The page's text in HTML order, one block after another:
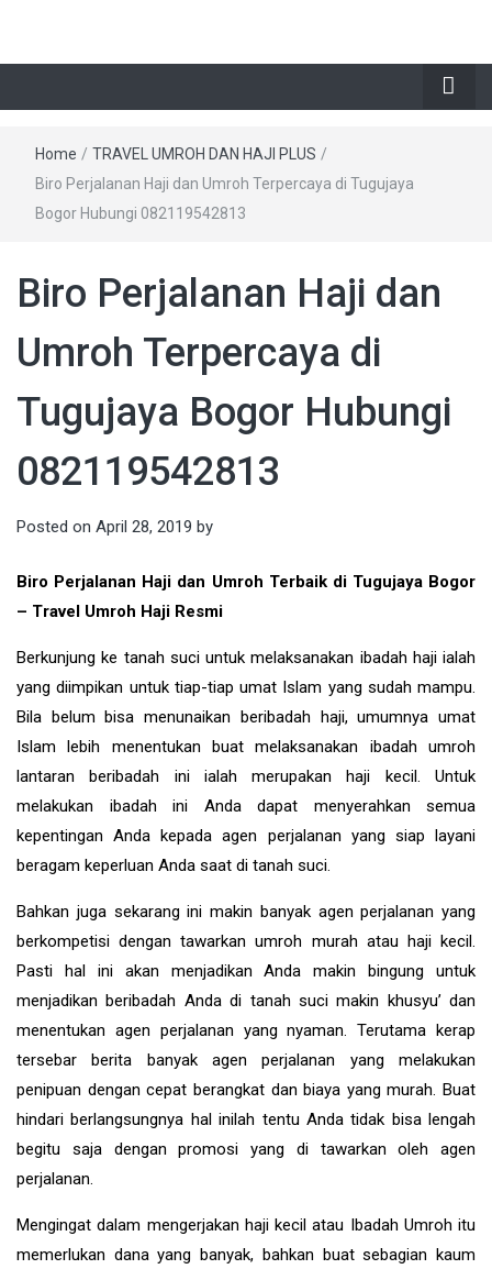
Home / TRAVEL UMROH DAN HAJI PLUS /
Biro Perjalanan Haji dan Umroh Terpercaya di Tugujaya
Bogor Hubungi 082119542813
Biro Perjalanan Haji dan
Umroh Terpercaya di
Tugujaya Bogor Hubungi
082119542813
Posted on April 28, 2019 by
Biro Perjalanan Haji dan Umroh Terbaik di Tugujaya Bogor
– Travel Umroh Haji Resmi
Berkunjung ke tanah suci untuk melaksanakan ibadah haji ialah
yang diimpikan untuk tiap-tiap umat Islam yang sudah mampu.
Bila belum bisa menunaikan beribadah haji, umumnya umat
Islam lebih menentukan buat melaksanakan ibadah umroh
lantaran beribadah ini ialah merupakan haji kecil. Untuk
melakukan ibadah ini Anda dapat menyerahkan semua
kepentingan Anda kepada agen perjalanan yang siap layani
beragam keperluan Anda saat di tanah suci.
Bahkan juga sekarang ini makin banyak agen perjalanan yang
berkompetisi dengan tawarkan umroh murah atau haji kecil.
Pasti hal ini akan menjadikan Anda makin bingung untuk
menjadikan beribadah Anda di tanah suci makin khusyu’ dan
menentukan agen perjalanan yang nyaman. Terutama kerap
tersebar berita banyak agen perjalanan yang melakukan
penipuan dengan cepat berangkat dan biaya yang murah. Buat
hindari berlangsungnya hal inilah tentu Anda tidak bisa lengah
begitu saja dengan promosi yang di tawarkan oleh agen
perjalanan.
Mengingat dalam mengerjakan haji kecil atau Ibadah Umroh itu
memerlukan dana yang banyak, bahkan buat sebagian kaum